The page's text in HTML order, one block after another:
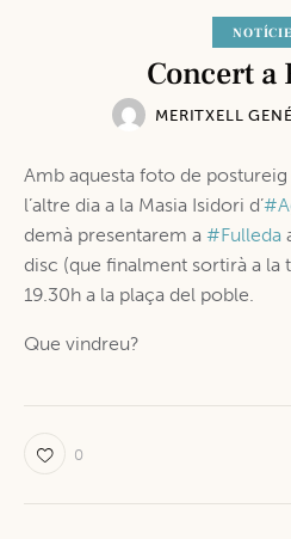
Concert a
MERITXELL GENÉ
Amb aquesta foto de
l’altre dia a la Masia Isidori d’
demà presentarem a #Fulleda
disc (que finalment sortirà a la
19.30h a la plaça del poble.
Que vindreu?
0